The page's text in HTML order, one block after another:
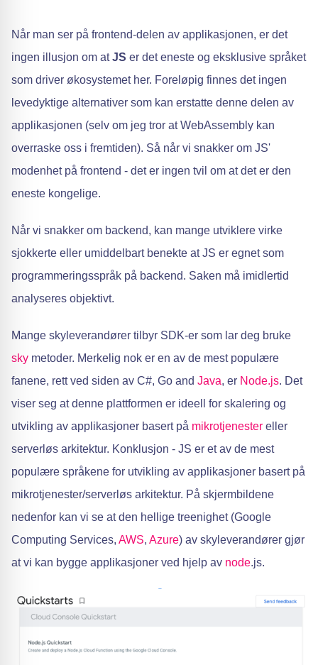
Når man ser på frontend-delen av applikasjonen, er det
ingen illusjon om atJS er det eneste og eksklusive språket
som driver økosystemet her. Foreløpig finnes det ingen
levedyktige alternativer som kan erstatte denne delen av
applikasjonen (selv om jeg tror at WebAssembly kan
overraske oss i fremtiden). Så når vi snakker om JS'
modenhet på frontend - det er ingen tvil om at det er den
eneste kongelige.
Når vi snakker om backend, kan mange utviklere virke
sjokkerte eller umiddelbart benekte at JS er egnet som
programmeringsspråk på backend. Saken må imidlertid
analyseres objektivt.
Mange skyleverandører tilbyr SDK-er som lar deg bruke
sky metoder. Merkelig nok er en av de mest populære
fanene, rett ved siden av C#, Go and Java, er Node.js. Det
viser seg at denne plattformen er ideell for skalering og
utvikling av applikasjoner basert på mikrotjenester eller
serverløs arkitektur. Konklusjon - JS er et av de mest
populære språkene for utvikling av applikasjoner basert på
mikrotjenester/serverløs arkitektur. På skjermbildene
nedenfor kan vi se at den hellige treenighet (Google
Computing Services, AWS, Azure) av skyleverandører gjør
at vi kan bygge applikasjoner ved hjelp av node.js.